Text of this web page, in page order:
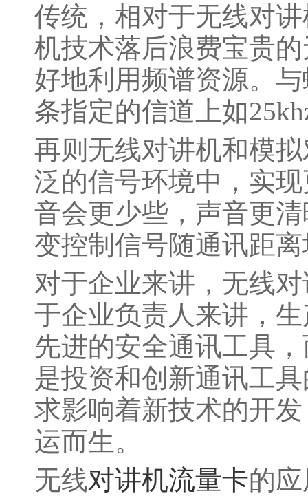
传统，相对于无线对
机技术落后浪费宝贵
好地利用频谱资源。
条指定的信道上如
再则无线对讲机和模
泛的信号环境中，实
音会更少些，声音更
变控制信号随通讯距
对于企业来讲，无线
于企业负责人来讲，
先进的安全通讯工具
是投资和创新通讯工
求影响着新技术的开
运而生。
无线对讲机流量卡的